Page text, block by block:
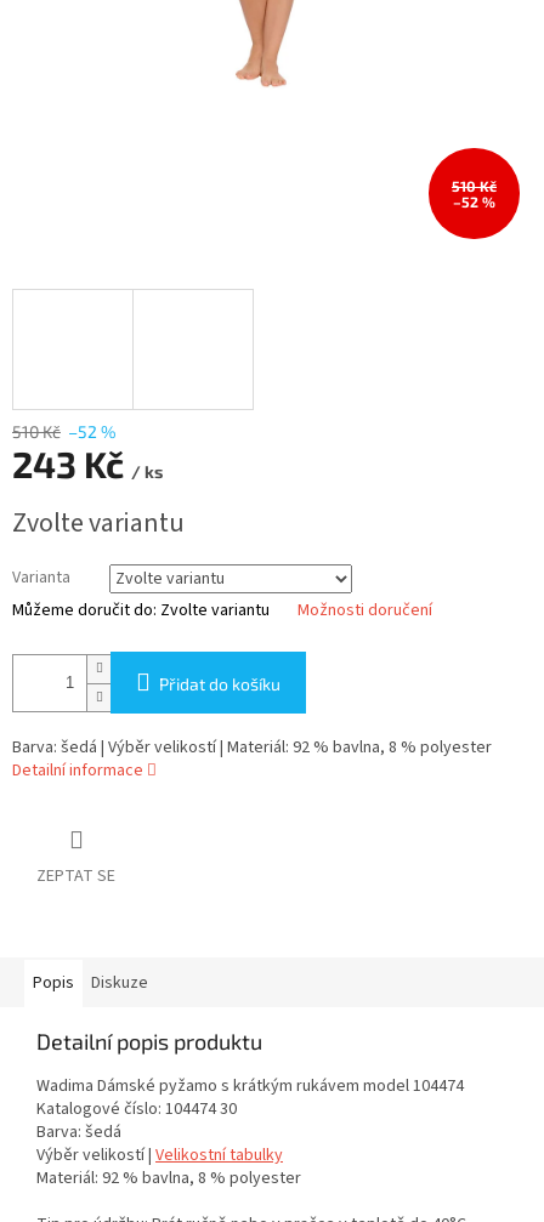
510 Kč
–52 %
510 Kč –52 %
243 Kč / ks
cena:
Zvolte variantu
Varianta
Můžeme doručit do: Zvolte variantu Možnosti doručení
Přidat do košíku
Barva: šedá | Výběr velikostí | Materiál: 92 % bavlna, 8 % polyester
Detailní informace
ZEPTAT SE
Popis Diskuze
Detailní popis produktu
Wadima Dámské pyžamo s krátkým rukávem model 104474
Katalogové číslo: 104474 30
Barva: šedá
Výběr velikostí | Velikostní tabulky
Materiál: 92 % bavlna, 8 % polyester